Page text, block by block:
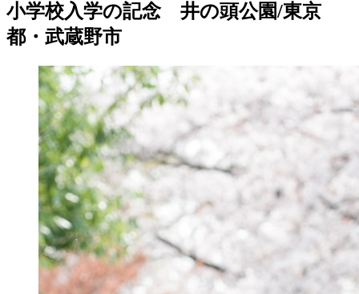
小学校入学の記念 井の頭公園/東京
都・武蔵野市